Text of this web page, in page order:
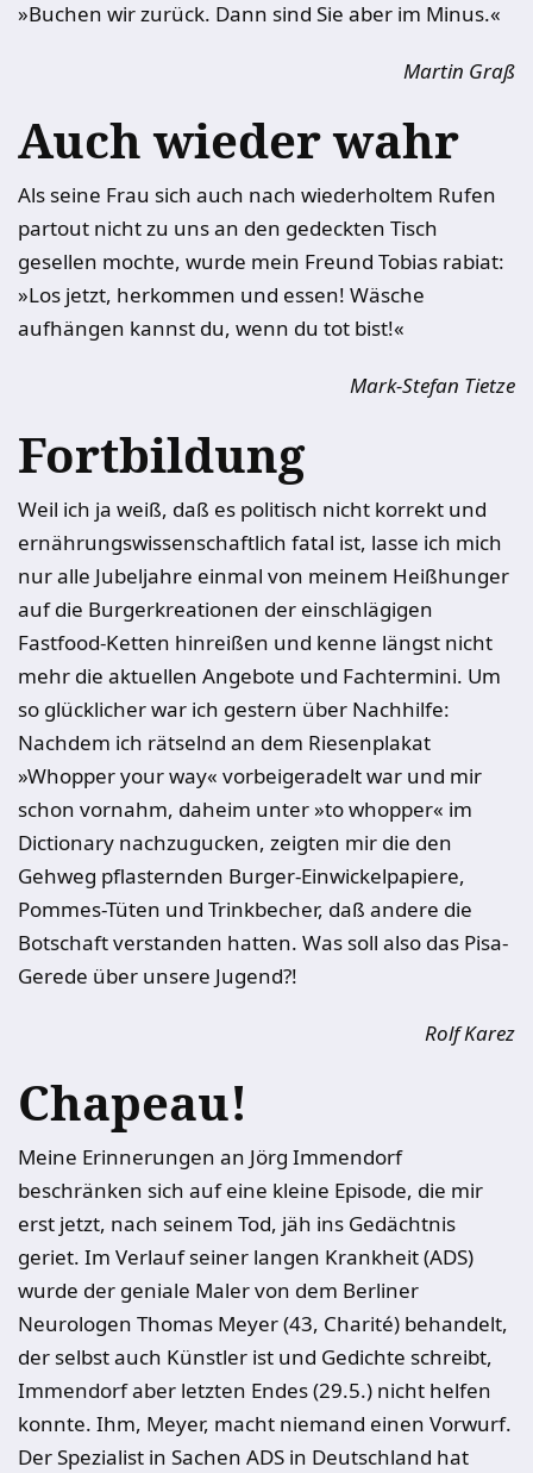
»Buchen wir zurück. Dann sind Sie aber im Minus.«
Martin Graß
Auch wieder wahr
Als seine Frau sich auch nach wiederholtem Rufen
partout nicht zu uns an den gedeckten Tisch
gesellen mochte, wurde mein Freund Tobias rabiat:
»Los jetzt, herkommen und essen! Wäsche
aufhängen kannst du, wenn du tot bist!«
Mark-Stefan Tietze
Fortbildung
Weil ich ja weiß, daß es politisch nicht korrekt und
ernährungswissenschaftlich fatal ist, lasse ich mich
nur alle Jubeljahre einmal von meinem Heißhunger
auf die Burgerkreationen der einschlägigen
Fastfood-Ketten hinreißen und kenne längst nicht
mehr die aktuellen Angebote und Fachtermini. Um
so glücklicher war ich gestern über Nachhilfe:
Nachdem ich rätselnd an dem Riesenplakat
»Whopper your way« vorbeigeradelt war und mir
schon vornahm, daheim unter »to whopper« im
Dictionary nachzugucken, zeigten mir die den
Gehweg pflasternden Burger-Einwickelpapiere,
Pommes-Tüten und Trinkbecher, daß andere die
Botschaft verstanden hatten. Was soll also das Pisa-
Gerede über unsere Jugend?!
Rolf Karez
Chapeau!
Meine Erinnerungen an Jörg Immendorf
beschränken sich auf eine kleine Episode, die mir
erst jetzt, nach seinem Tod, jäh ins Gedächtnis
geriet. Im Verlauf seiner langen Krankheit (ADS)
wurde der geniale Maler von dem Berliner
Neurologen Thomas Meyer (43, Charité) behandelt,
der selbst auch Künstler ist und Gedichte schreibt,
Immendorf aber letzten Endes (29.5.) nicht helfen
konnte. Ihm, Meyer, macht niemand einen Vorwurf.
Der Spezialist in Sachen ADS in Deutschland hat